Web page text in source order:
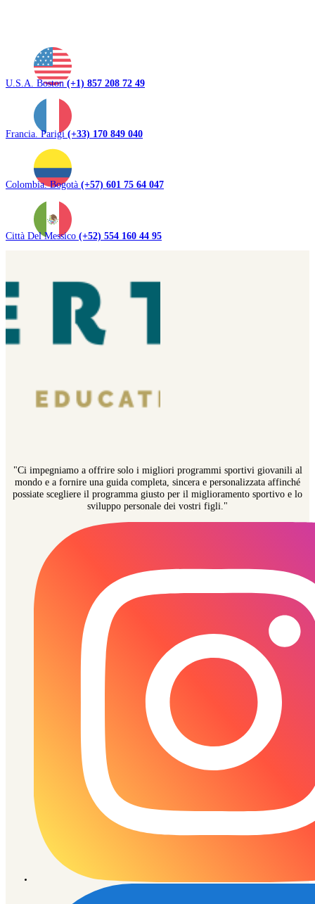
U.S.A. Boston(+1) 857 208 72 49
Francia. Parigi(+33) 170 849 040
Colombia. Bogotà (+57) 601 75 64 047
Città Del Messico (+52) 554 160 44 95
"Ci impegniamo a offrire solo i migliori programmi sportivi giovanili al
mondo e a fornire una guida completa, sincera e personalizzata affinché
possiate scegliere il programma giusto per il miglioramento sportivo e lo
sviluppo personale dei vostri figli."